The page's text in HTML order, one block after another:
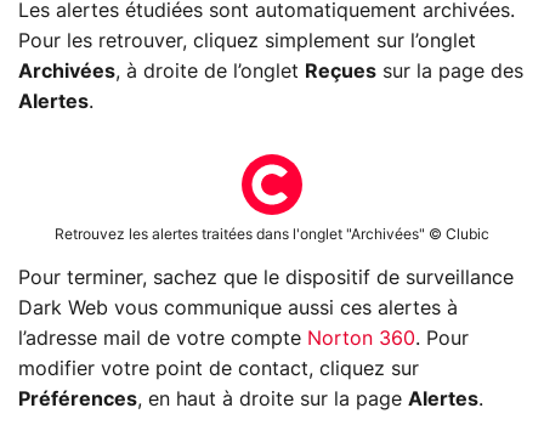
Les alertes étudiées sont automatiquement archivées.
Pour les retrouver, cliquez simplement sur l’onglet
Archivées, à droite de l’onglet Reçues sur la page des
Alertes.
Retrouvez les alertes traitées dans l'onglet "Archivées" © Clubic
Pour terminer, sachez que le dispositif de surveillance
Dark Web vous communique aussi ces alertes à
l’adresse mail de votre compte Norton 360. Pour
modifier votre point de contact, cliquez sur
Préférences, en haut à droite sur la page Alertes.